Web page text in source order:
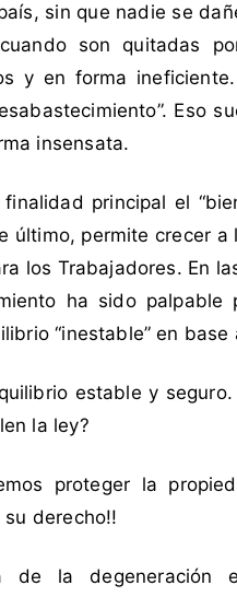
sin que nadie se
son quitadas
y en forma
Eso
insensata.
principal el
último, permite crecer a
los Trabajadores. En
ha sido palpable
“inestable” en base
estable y
la ley?
proteger la
su derecho!!
de la degeneración